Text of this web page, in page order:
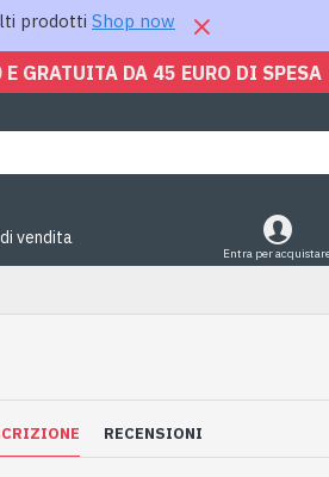
prodotti Shop now
GRATUITA DA 45 EURO DI SPESA
vendita
Entra per
RECENSIONI